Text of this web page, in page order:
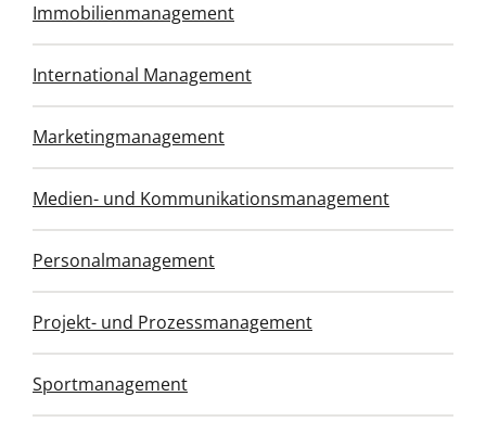
Immobilienmanagement
International Management
Marketingmanagement
Medien- und Kommunikationsmanagement
Personalmanagement
Projekt- und Prozessmanagement
Sportmanagement